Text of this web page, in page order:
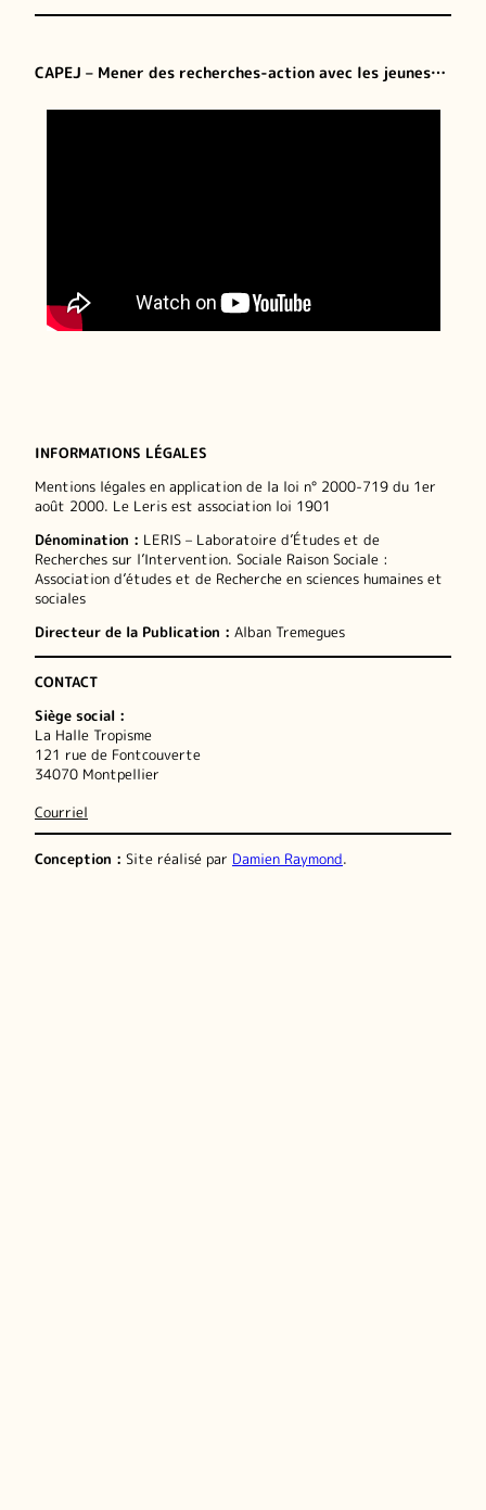
CAPEJ – Mener des recherches-action avec les jeunes…
INFORMATIONS LÉGALES
Mentions légales en application de la loi n° 2000-719 du 1er
août 2000. Le Leris est association loi 1901
Dénomination : LERIS – Laboratoire d’Études et de
Recherches sur l’Intervention. Sociale Raison Sociale :
Association d’études et de Recherche en sciences humaines et
sociales
Directeur de la Publication : Alban Tremegues
CONTACT
Siège social :
La Halle Tropisme
121 rue de Fontcouverte
34070 Montpellier
Courriel
Conception : Site réalisé par Damien Raymond.